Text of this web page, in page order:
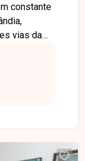
constante
vias da
vida para